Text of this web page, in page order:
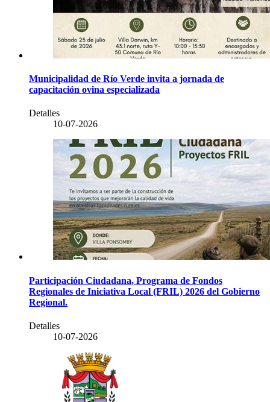
Municipalidad de Río Verde invita a jornada de
capacitación ovina especializada
Detalles
10-07-2026
Participación Ciudadana, Programa de Fondos
Regionales de Iniciativa Local (FRIL) 2026 del Gobierno
Regional.
Detalles
10-07-2026